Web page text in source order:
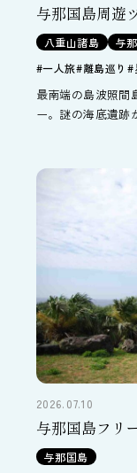
与那国島周遊
八重山諸島 与
#一人旅#離島巡り#
最南端の島波照間
ー。謎の海底遺跡
ベストビーチ1位
望台から眺める
2026.07.10
与那国島フリ
与那国島